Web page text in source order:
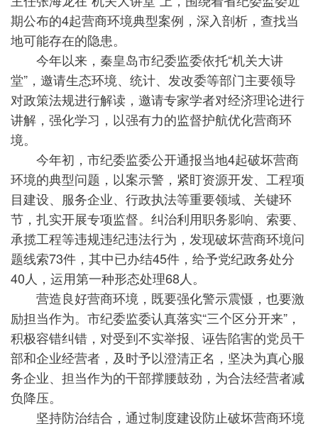
期公布的4起营商环境典型案例，深入剖析，查找当
地可能存在的隐患。
今年以来，秦皇岛市纪委监委依托“机关大讲
堂”，邀请生态环境、统计、发改委等部门主要领导
对政策法规进行解读，邀请专家学者对经济理论进行
讲解，强化学习，以强有力的监督护航优化营商环
境。
今年初，市纪委监委公开通报当地4起破坏营商
环境的典型问题，以案示警，紧盯资源开发、工程项
目建设、服务企业、行政执法等重要领域、关键环
节，扎实开展专项监督。纠治利用职务影响、索要、
承揽工程等违规违纪违法行为，发现破坏营商环境问
题线索73件，其中已办结45件，给予党纪政务处分
40人，运用第一种形态处理68人。
营造良好营商环境，既要强化警示震慑，也要激
励担当作为。市纪委监委认真落实“三个区分开来”，
积极容错纠错，对受到不实举报、诬告陷害的党员干
部和企业经营者，及时予以澄清正名，坚决为真心服
务企业、担当作为的干部撑腰鼓劲，为合法经营者减
负降压。
坚持防治结合，通过制度建设防止破坏营商环境